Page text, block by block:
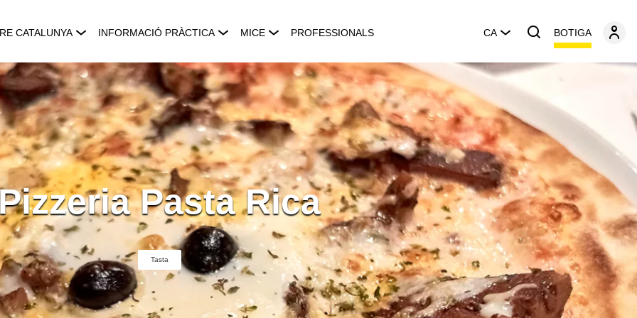
CATALUNYA INFORMACIÓ PRÀCTICA MICE PROFESSIONALS CA BOTIGA
Pasta Rica
Tasta